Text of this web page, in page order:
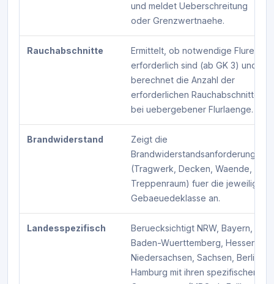
und meldet Ueberschreitung
oder Grenzwertnaehe.
Rauchabschnitte
Ermittelt, ob notwendige Flure
erforderlich sind (ab GK 3) und
berechnet die Anzahl der
erforderlichen Rauchabschnitte
bei uebergebener Flurlaenge.
Brandwiderstand
Zeigt die
Brandwiderstandsanforderungen
(Tragwerk, Decken, Waende,
Treppenraum) fuer die jeweilige
Gebaeuedeklasse an.
Landesspezifisch
Beruecksichtigt NRW, Bayern,
Baden-Wuerttemberg, Hessen,
Niedersachsen, Sachsen, Berlin,
Hamburg mit ihren spezifischen